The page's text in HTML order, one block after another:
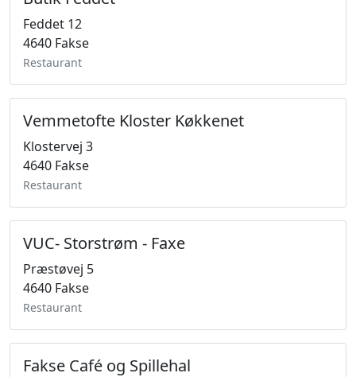
Feddet 12
4640 Fakse
Restaurant
Vemmetofte Kloster Køkkenet
Klostervej 3
4640 Fakse
Restaurant
VUC- Storstrøm - Faxe
Præstøvej 5
4640 Fakse
Restaurant
Fakse Café og Spillehal